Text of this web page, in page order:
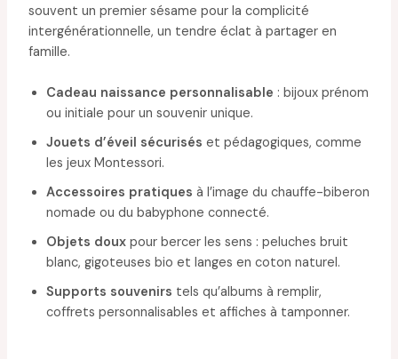
souvent un premier sésame pour la complicité
intergénérationnelle, un tendre éclat à partager en
famille.
Cadeau naissance personnalisable : bijoux prénom
ou initiale pour un souvenir unique.
Jouets d’éveil sécurisés et pédagogiques, comme
les jeux Montessori.
Accessoires pratiques à l’image du chauffe-biberon
nomade ou du babyphone connecté.
Objets douxpour bercer les sens : peluches bruit
blanc, gigoteuses bio et langes en coton naturel.
Supports souvenirs tels qu’albums à remplir,
coffrets personnalisables et affiches à tamponner.